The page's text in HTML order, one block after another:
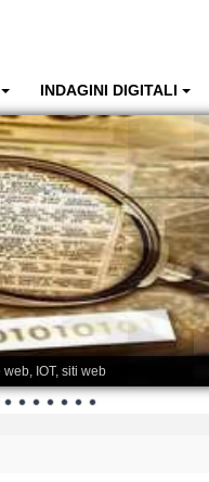
INDAGINI DIGITALI
IOT, siti web